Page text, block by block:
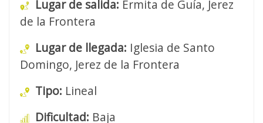
Lugar de salida: Ermita de Guía, Jerez
de la Frontera
Lugar de llegada: Iglesia de Santo
Domingo, Jerez de la Frontera
Tipo: Lineal
Dificultad: Baja